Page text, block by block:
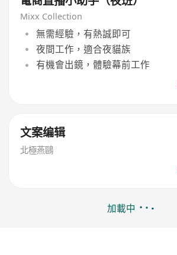
Mixx Collection
無需經驗，有熱誠即可
夜間工作，適合夜貓族
有機會出鏡，體驗幕前工作
文案编辑
北極燕鷗
加載中